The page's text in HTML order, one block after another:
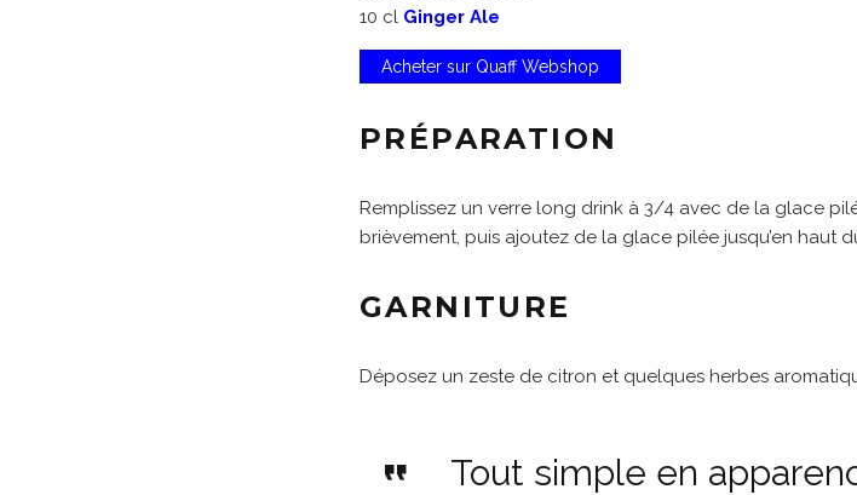
10 cl Ginger Ale
Acheter sur Quaff Webshop
PRÉPARATION
Remplissez un verre long drink à 3/4 avec de la glace
brièvement, puis ajoutez de la glace pilée jusqu’en haut
GARNITURE
Déposez un zeste de citron et quelques herbes
Tout simple en